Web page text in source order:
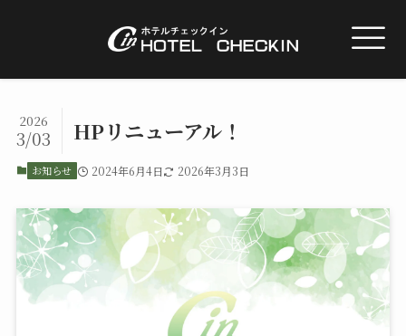
HPリニューアル！
2026
3/03
お知らせ 2024年6月4日 2026年3月3日